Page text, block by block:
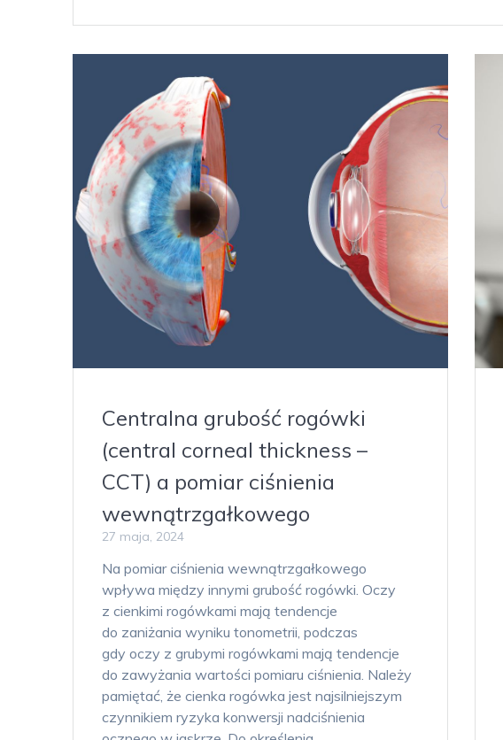
Centralna grubość rogówki
(central corneal thickness –
CCT) a pomiar ciśnienia
wewnątrzgałkowego
27 maja, 2024
Na pomiar ciśnienia wewnątrzgałkowego
wpływa między innymi grubość rogówki. Oczy
z cienkimi rogówkami mają tendencje
do zaniżania wyniku tonometrii, podczas
gdy oczy z grubymi rogówkami mają tendencje
do zawyżania wartości pomiaru ciśnienia. Należy
pamiętać, że cienka rogówka jest najsilniejszym
czynnikiem ryzyka konwersji nadciśnienia